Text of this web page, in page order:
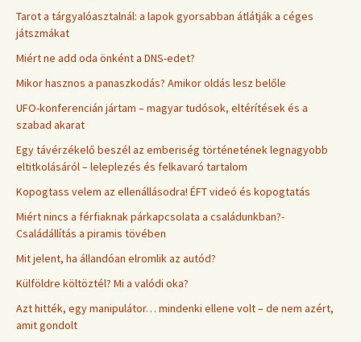
Tarot a tárgyalóasztalnál: a lapok gyorsabban átlátják a céges
játszmákat
Miért ne add oda önként a DNS-edet?
Mikor hasznos a panaszkodás? Amikor oldás lesz belőle
UFO-konferencián jártam – magyar tudósok, eltérítések és a
szabad akarat
Egy távérzékelő beszél az emberiség történetének legnagyobb
eltitkolásáról – leleplezés és felkavaró tartalom
Kopogtass velem az ellenállásodra! ÉFT videó és kopogtatás
Miért nincs a férfiaknak párkapcsolata a családunkban?-
Családállítás a piramis tövében
Mit jelent, ha állandóan elromlik az autód?
Külföldre költöztél? Mi a valódi oka?
Azt hitték, egy manipulátor… mindenki ellene volt – de nem azért,
amit gondolt